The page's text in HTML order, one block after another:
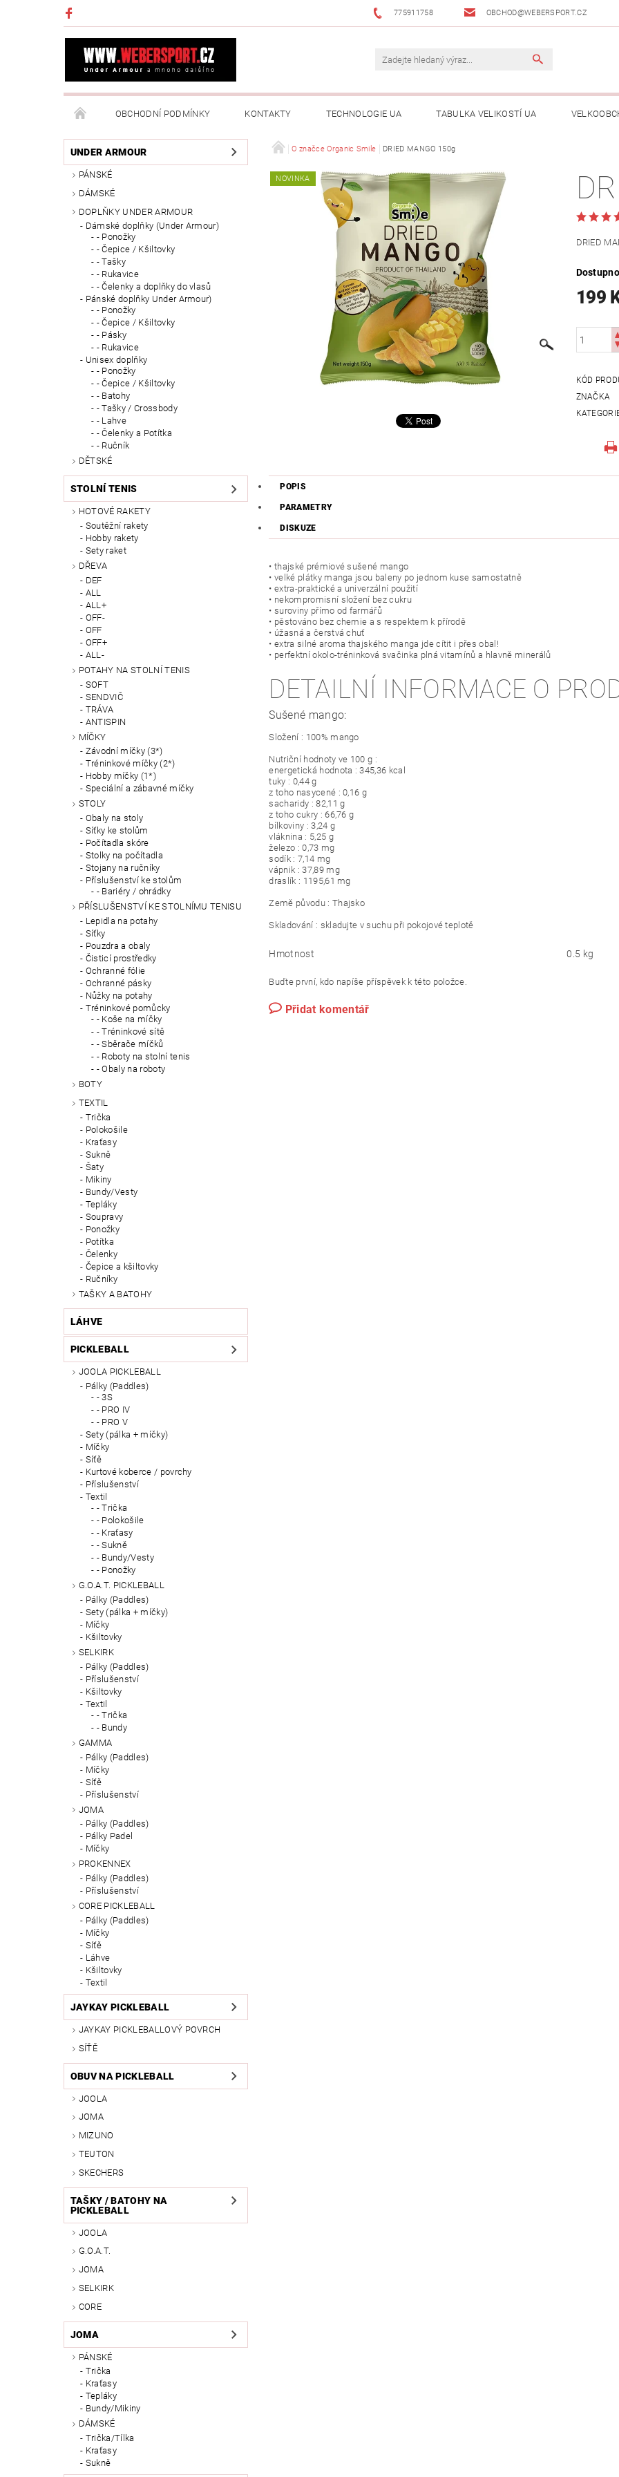
775911758 OBCHOD@WEBERSPORT.CZ
OBCHODNÍ PODMÍNKY KONTAKTY TECHNOLOGIE UA TABULKA VELIKOSTÍ UA
NAPIŠTE NÁM MOJE OBJEDNÁVKA
UNDER ARMOUR
PÁNSKÉ
DÁMSKÉ
DOPLŇKY UNDER ARMOUR
Dámské doplňky (Under Armour)
- Ponožky
- Čepice / Kšiltovky
- Tašky
- Rukavice
- Čelenky a doplňky do vlasů
Pánské doplňky Under Armour)
- Ponožky
- Čepice / Kšiltovky
- Pásky
- Rukavice
Unisex doplňky
- Ponožky
- Čepice / Kšiltovky
- Batohy
- Tašky / Crossbody
- Lahve
- Čelenky a Potítka
- Ručník
DĚTSKÉ
STOLNÍ TENIS
HOTOVÉ RAKETY
Soutěžní rakety
Hobby rakety
Sety raket
DŘEVA
DEF
ALL
ALL+
OFF-
OFF
OFF+
ALL-
POTAHY NA STOLNÍ TENIS
SOFT
SENDVIČ
TRÁVA
ANTISPIN
MÍČKY
Závodní míčky (3*)
Tréninkové míčky (2*)
Hobby míčky (1*)
Speciální a zábavné míčky
STOLY
Obaly na stoly
Síťky ke stolům
Počítadla skóre
Stolky na počítadla
Stojany na ručníky
Příslušenství ke stolům
- Bariéry / ohrádky
PŘÍSLUŠENSTVÍ KE STOLNÍMU TENISU
Lepidla na potahy
Síťky
Pouzdra a obaly
Čisticí prostředky
Ochranné fólie
Ochranné pásky
Nůžky na potahy
Tréninkové pomůcky
- Koše na míčky
- Tréninkové sítě
- Sběrače míčků
- Roboty na stolní tenis
- Obaly na roboty
BOTY
TEXTIL
Trička
Polokošile
Kraťasy
Sukně
Šaty
Mikiny
Bundy/Vesty
Tepláky
Soupravy
Ponožky
Potítka
Čelenky
Čepice a kšiltovky
Ručníky
TAŠKY A BATOHY
LÁHVE
PICKLEBALL
JOOLA PICKLEBALL
Pálky (Paddles)
- 3S
- PRO IV
- PRO V
Sety (pálka + míčky)
Míčky
Síťě
Kurtové koberce / povrchy
Příslušenství
Textil
- Trička
- Polokošile
- Kraťasy
- Sukně
- Bundy/Vesty
- Ponožky
G.O.A.T. PICKLEBALL
Pálky (Paddles)
Sety (pálka + míčky)
Míčky
Kšiltovky
SELKIRK
Pálky (Paddles)
Příslušenství
Kšiltovky
Textil
- Trička
- Bundy
GAMMA
Pálky (Paddles)
Míčky
Síťě
Příslušenství
JOMA
Pálky (Paddles)
Pálky Padel
Míčky
PROKENNEX
Pálky (Paddles)
Příslušenství
CORE PICKLEBALL
Pálky (Paddles)
Míčky
Síťě
Láhve
Kšiltovky
Textil
JAYKAY PICKLEBALL
JAYKAY PICKLEBALLOVÝ POVRCH
SÍŤĚ
OBUV NA PICKLEBALL
JOOLA
JOMA
MIZUNO
TEUTON
SKECHERS
TAŠKY / BATOHY NA
PICKLEBALL
JOOLA
G.O.A.T.
JOMA
SELKIRK
CORE
JOMA
PÁNSKÉ
Trička
Kraťasy
Tepláky
Bundy/Mikiny
DÁMSKÉ
Trička/Tílka
Kraťasy
Sukně
O značce Organic Smile DRIED MANGO 150g
NOVINKA
DRIED
199
KÓD
ZNAČKA
POPIS
PARAMETRY
DISKUZE
• thajské prémiové sušené mango
• velké plátky manga jsou baleny po jednom kuse samostatně
• extra-praktické a univerzální použití
• nekompromisní složení bez cukru
• suroviny přímo od farmářů
• pěstováno bez chemie a s respektem k přírodě
• úžasná a čerstvá chuť
• extra silné aroma thajského manga jde cítit i přes obal!
• perfektní okolo-tréninková svačinka plná vitamínů a hlavně minerálů
DETAILNÍ INFORMACE O
Sušené mango:
Složení : 100% mango
Nutriční hodnoty ve 100 g :
energetická hodnota : 345,36 kcal
tuky : 0,44 g
z toho nasycené : 0,16 g
sacharidy : 82,11 g
z toho cukry : 66,76 g
bílkoviny : 3,24 g
vláknina : 5,25 g
železo : 0,73 mg
sodík : 7,14 mg
vápnik : 37,89 mg
draslík : 1195,61 mg
Země původu : Thajsko
Skladování : skladujte v suchu při pokojové teplotě
Hmotnost 0.5 kg
Buďte první, kdo napíše příspěvek k této položce.
Přidat komentář